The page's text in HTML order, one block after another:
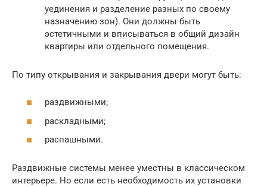
уединения и разделение разных по своему
назначению зон). Они должны быть
эстетичными и вписываться в общий дизайн
квартиры или отдельного помещения.
По типу открывания и закрывания двери могут быть:
раздвижными;
раскладными;
распашными.
Раздвижные системы менее уместны в классическом
интерьере. Но если есть необходимость их установки